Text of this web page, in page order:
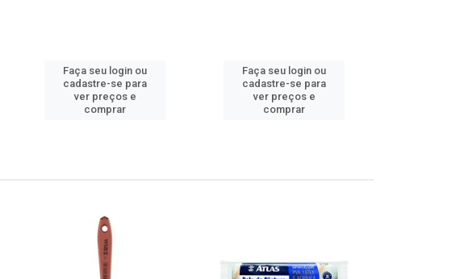
Faça seu login ou
cadastre-se para
ver preços e
comprar
Faça seu login ou
cadastre-se para
ver preços e
comprar